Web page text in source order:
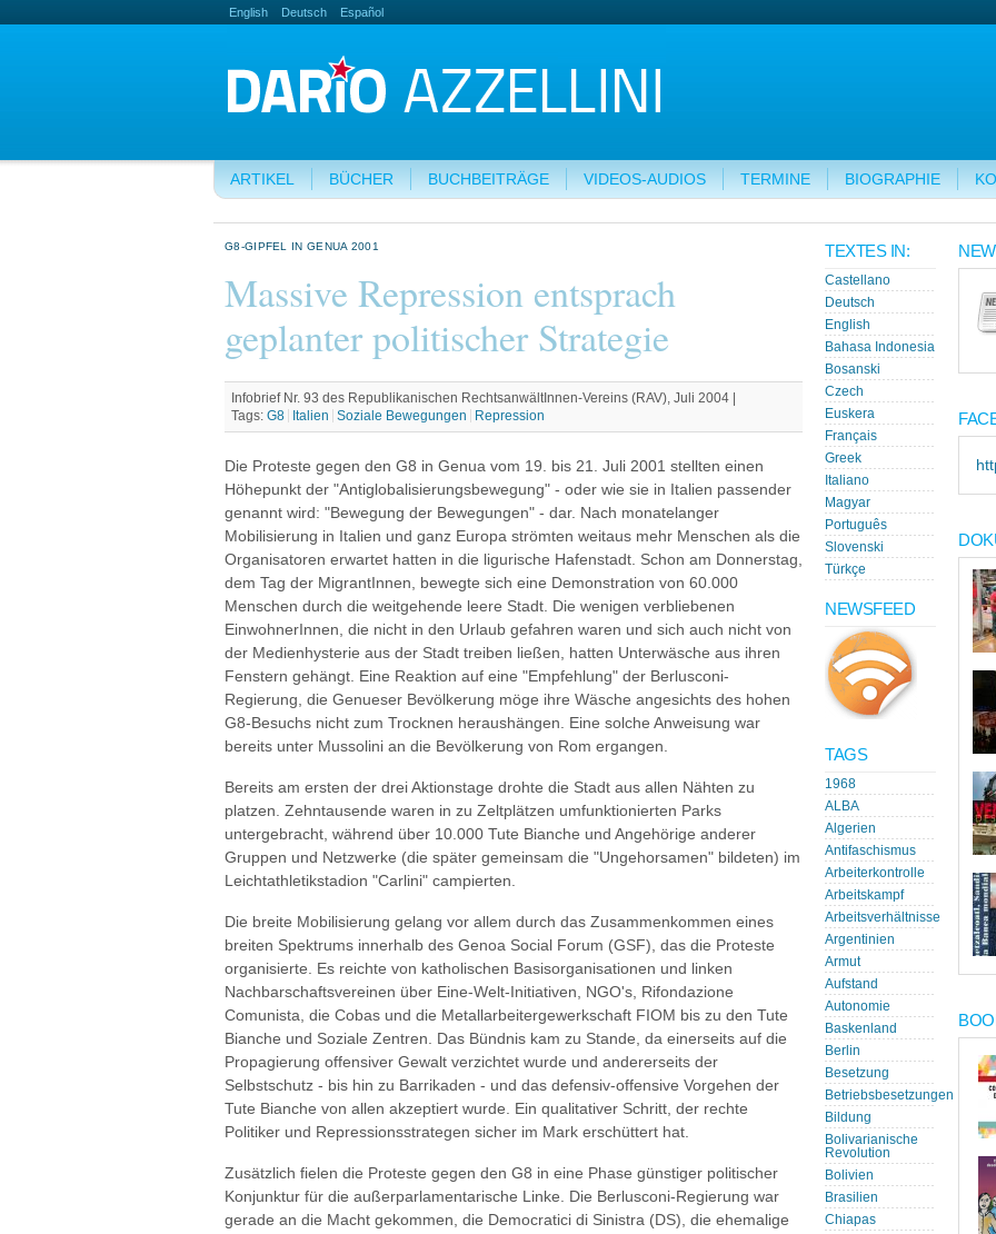
English Deutsch Español
ARTIKEL BÜCHER BUCHBEITRÄGE VIDEOS-AUDIOS TERMINE BIOGRAPHIE
G8-GIPFEL IN GENUA 2001
Massive Repression entsprach
geplanter politischer Strategie
Infobrief Nr. 93 des Republikanischen RechtsanwältInnen-Vereins (RAV), Juli 2004 |
Tags: G8 Italien Soziale Bewegungen Repression
Die Proteste gegen den G8 in Genua vom 19. bis 21. Juli 2001 stellten einen
Höhepunkt der "Antiglobalisierungsbewegung" - oder wie sie in Italien passender
genannt wird: "Bewegung der Bewegungen" - dar. Nach monatelanger
Mobilisierung in Italien und ganz Europa strömten weitaus mehr Menschen als die
Organisatoren erwartet hatten in die ligurische Hafenstadt. Schon am Donnerstag,
dem Tag der MigrantInnen, bewegte sich eine Demonstration von 60.000
Menschen durch die weitgehende leere Stadt. Die wenigen verbliebenen
EinwohnerInnen, die nicht in den Urlaub gefahren waren und sich auch nicht von
der Medienhysterie aus der Stadt treiben ließen, hatten Unterwäsche aus ihren
Fenstern gehängt. Eine Reaktion auf eine "Empfehlung" der Berlusconi-
Regierung, die Genueser Bevölkerung möge ihre Wäsche angesichts des hohen
G8-Besuchs nicht zum Trocknen heraushängen. Eine solche Anweisung war
bereits unter Mussolini an die Bevölkerung von Rom ergangen.
Bereits am ersten der drei Aktionstage drohte die Stadt aus allen Nähten zu
platzen. Zehntausende waren in zu Zeltplätzen umfunktionierten Parks
untergebracht, während über 10.000 Tute Bianche und Angehörige anderer
Gruppen und Netzwerke (die später gemeinsam die "Ungehorsamen" bildeten) im
Leichtathletikstadion "Carlini" campierten.
Die breite Mobilisierung gelang vor allem durch das Zusammenkommen eines
breiten Spektrums innerhalb des Genoa Social Forum (GSF), das die Proteste
organisierte. Es reichte von katholischen Basisorganisationen und linken
Nachbarschaftsvereinen über Eine-Welt-Initiativen, NGO's, Rifondazione
Comunista, die Cobas und die Metallarbeitergewerkschaft FIOM bis zu den Tute
Bianche und Soziale Zentren. Das Bündnis kam zu Stande, da einerseits auf die
Propagierung offensiver Gewalt verzichtet wurde und andererseits der
Selbstschutz - bis hin zu Barrikaden - und das defensiv-offensive Vorgehen der
Tute Bianche von allen akzeptiert wurde. Ein qualitativer Schritt, der rechte
Politiker und Repressionsstrategen sicher im Mark erschüttert hat.
Zusätzlich fielen die Proteste gegen den G8 in eine Phase günstiger politischer
Konjunktur für die außerparlamentarische Linke. Die Berlusconi-Regierung war
gerade an die Macht gekommen, die Democratici di Sinistra (DS), die ehemalige
TEXTES IN:
Castellano
Deutsch
English
Bahasa Indonesia
Bosanski
Czech
Euskera
Français
Greek
Italiano
Magyar
Português
Slovenski
Türkçe
NEWSFEED
TAGS
1968
ALBA
Algerien
Antifaschismus
Arbeiterkontrolle
Arbeitskampf
Arbeitsverhältnisse
Argentinien
Armut
Aufstand
Autonomie
Baskenland
Berlin
Besetzung
Betriebsbesetzungen
Bildung
Bolivarianische
Revolution
Bolivien
Brasilien
Chiapas